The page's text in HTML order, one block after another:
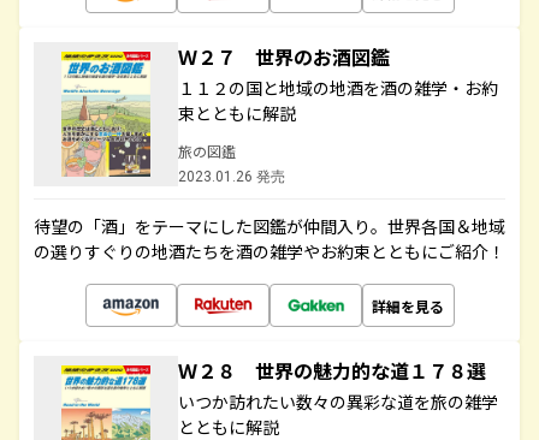
Ｗ２７ 世界のお酒図鑑
１１２の国と地域の地酒を酒の雑学・お約
束とともに解説
旅の図鑑
2023.01.26 発売
待望の「酒」をテーマにした図鑑が仲間入り。世界各国＆地域
の選りすぐりの地酒たちを酒の雑学やお約束とともにご紹介！
詳細を見る
Ｗ２８ 世界の魅力的な道１７８選
いつか訪れたい数々の異彩な道を旅の雑学
とともに解説